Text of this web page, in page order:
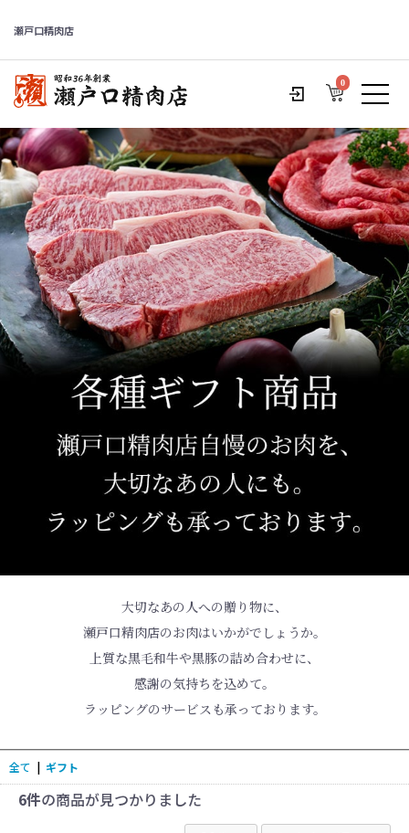
瀬戸口精肉店
0
大切なあの人への贈り物に、
瀬戸口精肉店のお肉はいかがでしょうか。
上質な黒毛和牛や黒豚の詰め合わせに、
感謝の気持ちを込めて。
ラッピングのサービスも承っております。
全て | ギフト
6件の商品が見つかりました